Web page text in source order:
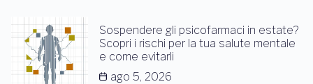
Sospendere gli psicofarmaci in estate?
Scopri i rischi per la tua salute mentale
e come evitarli
ago 5, 2026